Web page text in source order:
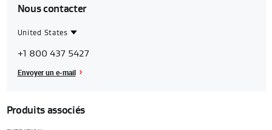
Nous contacter
United States
United
States
+1 800 437 5427
Envoyer un e-mail
Produits associés